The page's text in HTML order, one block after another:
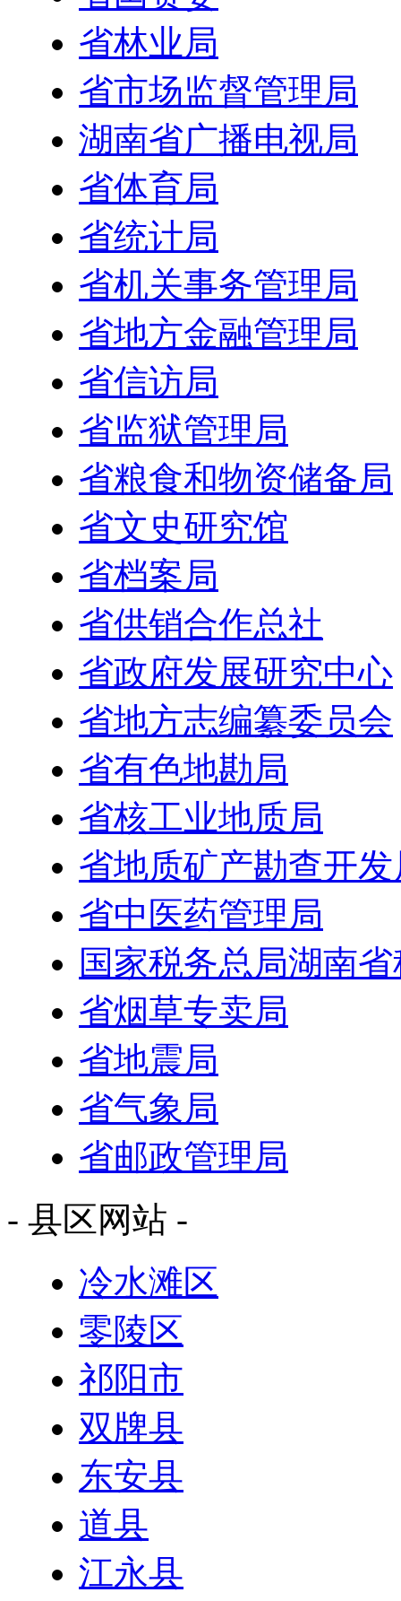
省林业局
省市场监督管理局
湖南省广播电视局
省体育局
省统计局
省机关事务管理局
省地方金融管理局
省信访局
省监狱管理局
省粮食和物资储备局
省文史研究馆
省档案局
省供销合作总社
省政府发展研究中心
省地方志编纂委员会
省有色地勘局
省核工业地质局
省地质矿产勘查开发
省中医药管理局
国家税务总局湖南
省烟草专卖局
省地震局
省气象局
省邮政管理局
- 县区网站 -
冷水滩区
零陵区
祁阳市
双牌县
东安县
道县
江永县